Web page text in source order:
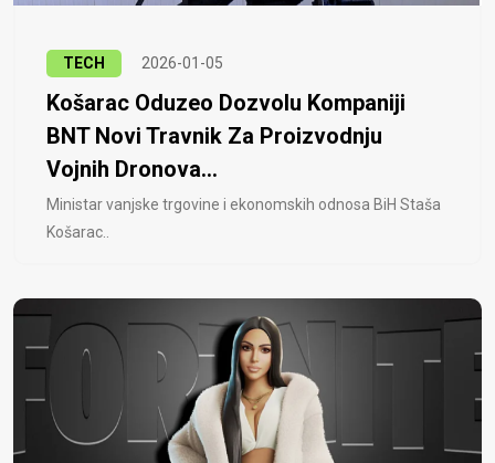
TECH 2026-01-05
Košarac Oduzeo Dozvolu Kompaniji
BNT Novi Travnik Za Proizvodnju
Vojnih Dronova...
Ministar vanjske trgovine i ekonomskih odnosa BiH Staša
Košarac..